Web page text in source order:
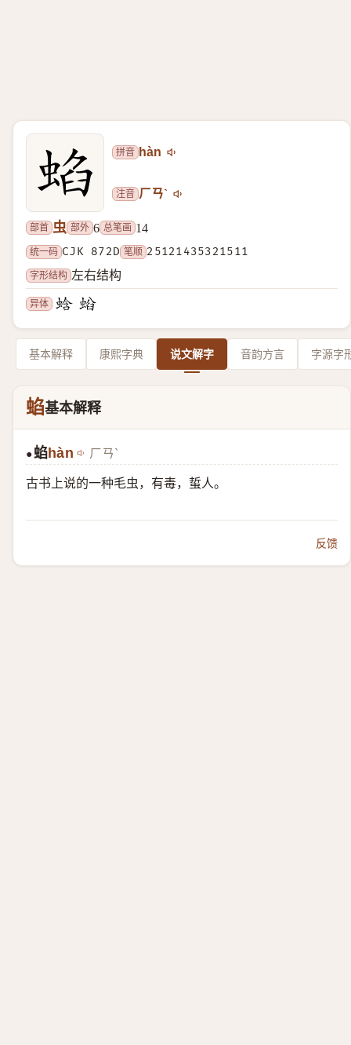
拼音 hàn
注音 ㄏㄢˋ
部首 虫 部外 6 总笔画 14
统一码 CJK 872D 笔顺 25121435321511
字形结构 左右结构
异体
基本解释 康熙字典 说文解字 音韵方言 字源字
蜭基本解释
●蜭hàn ㄏㄢˋ
古书上说的一种毛虫，有毒，蜇人。
反馈